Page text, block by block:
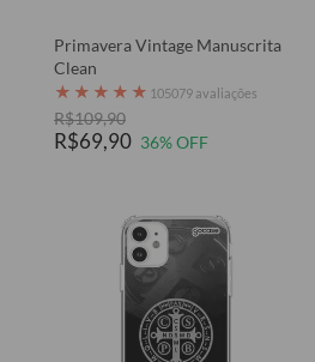
Primavera Vintage Manuscrita
Clean
★ ★ ★ ★ ★ 105079 avaliações
R$109,90
R$69,90 36% OFF